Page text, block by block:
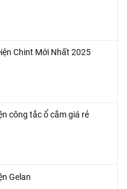
Chint Mới Nhất 2025
công tắc ổ cắm giá rẻ
Gelan